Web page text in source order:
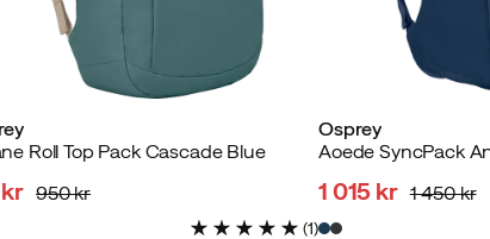
Roll Top Pack Cascade Blue
kr 950 kr
(1)
Osprey
Aoede SyncPack
discounted
1 015 kr
original
1 450 kr